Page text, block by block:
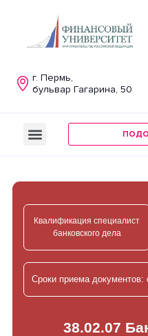
г. Пермь,
бульвар Гагарина, 50
Квалификация специалист
банковского дела
Сроки приема документов:
38.02.07